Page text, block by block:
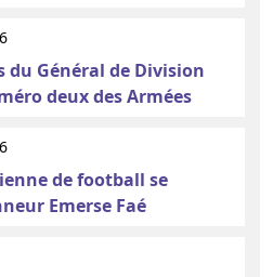
du Général de Division
deux des Armées
de football se
Emerse Faé